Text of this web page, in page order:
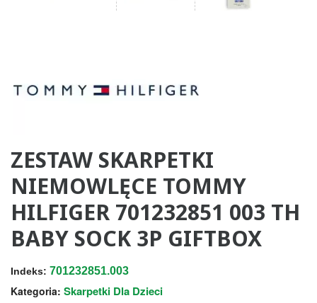
ZESTAW SKARPETKI
NIEMOWLĘCE TOMMY
HILFIGER 701232851 003 TH
BABY SOCK 3P GIFTBOX
Indeks: 701232851.003
Kategoria: Skarpetki Dla Dzieci